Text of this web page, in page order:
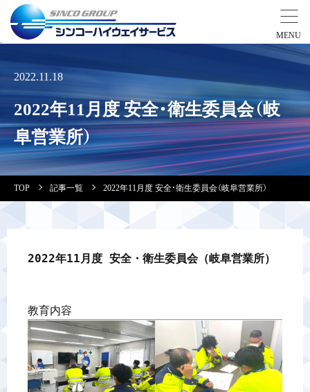
営業拠点
会社案内・実績紹介
警備業標識
反社会的勢力排除宣言
2022.11.18
2022年11月度 安全・衛生委員会（岐
阜営業所）
TOP 記事一覧 2022年11月度 安全・衛生委員会（岐阜営業所）
2022年11月度 安全・衛生委員会（岐阜営業所）
教育内容